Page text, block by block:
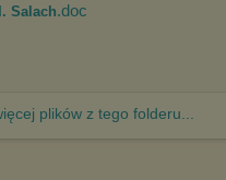
Salach.doc
plików z tego folderu...